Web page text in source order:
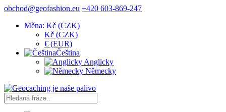
obchod@geofashion.eu +420 603-869-247
Měna: Kč (CZK)
Kč (CZK)
€ (EUR)
Čeština
Anglicky
Německy